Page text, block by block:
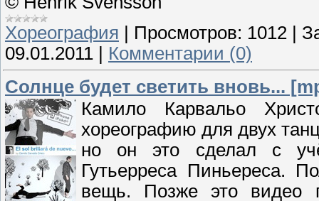
Хореография | Просмотров: 1012 |
09.01.2011 | Комментарии (0)
Солнце будет светить вновь...
Камило Карвальо
хореографию для двух
но он это сделал с
Гутьерреса Пиньереса.
вещь. Позже это видео